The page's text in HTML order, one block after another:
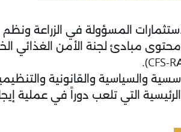
المسؤولة في الزراعة ونظم
مبادئ لجنة الأمن الغذائي
والسياسية والقانونية
التي تلعب دوراً في عملية